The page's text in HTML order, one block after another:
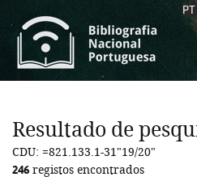
PT
Resultado de
CDU: =821.133.1-31"19/20"
246 registos encontrados